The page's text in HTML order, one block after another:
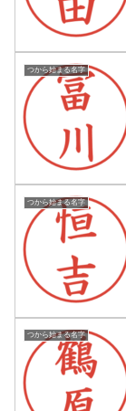
つから始まる名字
つから始まる名字
つから始まる名字